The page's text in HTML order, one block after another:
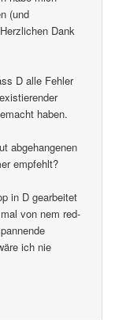
(und
Dank
D alle Fehler
haben.
abgehangenen
empfehlt?
in D gearbeitet
von nem red-
ich nie